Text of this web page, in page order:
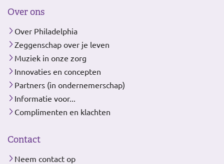
Over ons
Over Philadelphia
Zeggenschap over je leven
Muziek in onze zorg
Innovaties en concepten
Partners (in ondernemerschap)
Informatie voor...
Complimenten en klachten
Contact
Neem contact op